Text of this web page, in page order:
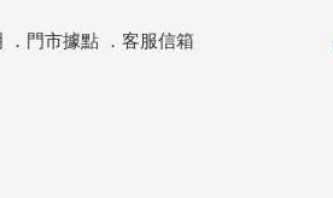
． 門市據點． 客服信箱